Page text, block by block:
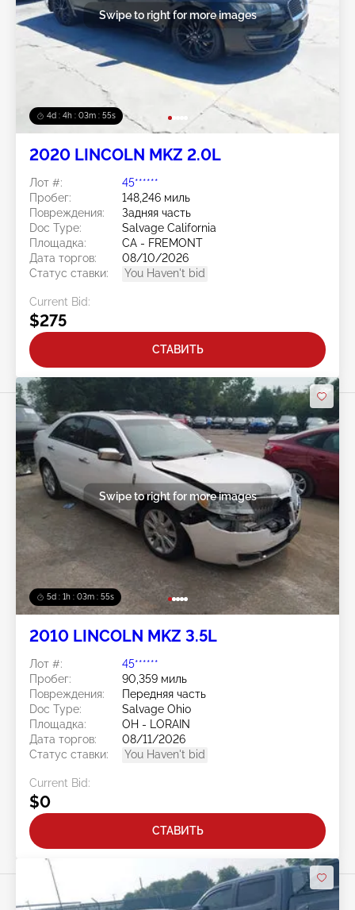
4d : 4h : 03m : 52s
Swipe to right for more images
2020 LINCOLN MKZ 2.0L
Лот #:
45******
Пробег:
148,246 миль
Повреждения:
Задняя часть
Doc Type:
Salvage California
Площадка:
CA - FREMONT
Дата торгов:
08/10/2026
Статус ставки:
You Haven't bid
Current Bid:
$275
СТАВИТЬ
5d : 1h : 03m : 52s
Swipe to right for more images
2010 LINCOLN MKZ 3.5L
Лот #:
45******
Пробег:
90,359 миль
Повреждения:
Передняя часть
Doc Type:
Salvage Ohio
Площадка:
OH - LORAIN
Дата торгов:
08/11/2026
Статус ставки:
You Haven't bid
Current Bid:
$0
СТАВИТЬ